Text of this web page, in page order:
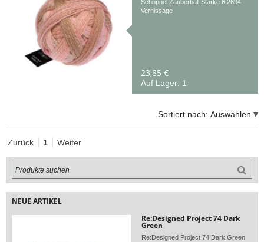
Schoppel Zauberball Stärke 6 2694
Vernissage
23,85 €
Auf Lager: 1
Sortiert nach: Auswählen
Zurück 1 Weiter
NEUE ARTIKEL
Re:Designed Project 74 Dark
Green
Re:Designed Project 74 Dark Green